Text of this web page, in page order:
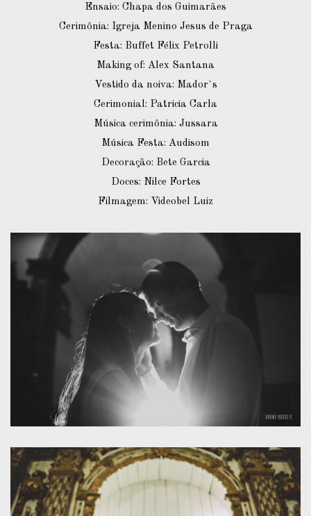
Ensaio: Chapa dos Guimarães
Cerimônia: Igreja Menino Jesus de Praga
Festa: Buffet Félix Petrolli
Making of: Alex Santana
Vestido da noiva: Mador`s
Cerimonial: Patricia Carla
Música cerimônia: Jussara
Música Festa: Audisom
Decoração: Bete Garcia
Doces: Nilce Fortes
Filmagem: Videobel Luiz